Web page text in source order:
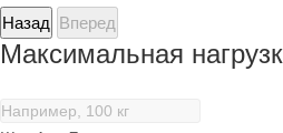
Назад Вперед
Максимальная